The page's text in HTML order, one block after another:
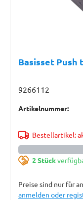
Basisset Push
9266112
Artikelnummer:
Bestellartikel:
2 Stück
Preise sind nur für
anmelden oder